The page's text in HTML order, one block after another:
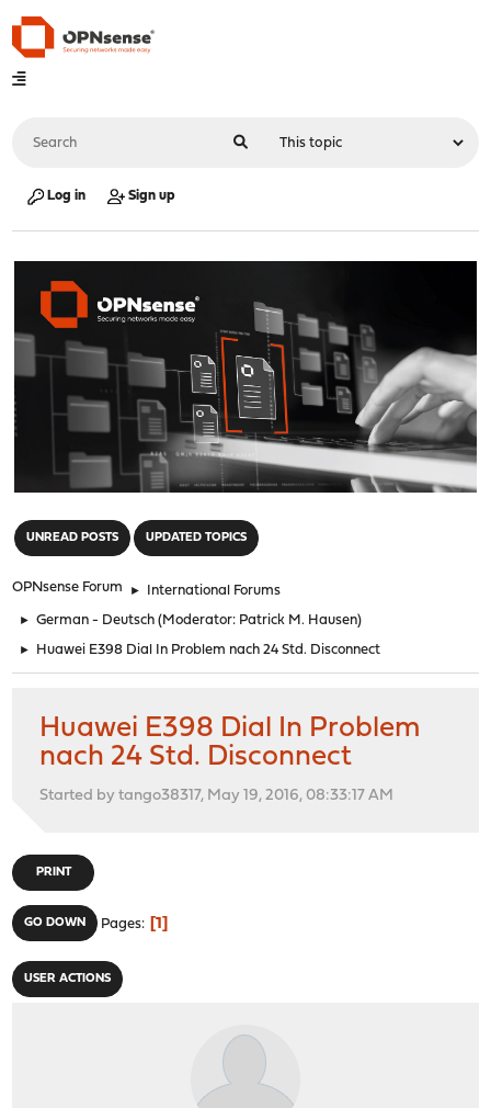
Log in Sign up
UNREAD POSTS UPDATED TOPICS
OPNsense Forum ► International Forums
► German - Deutsch (Moderator: Patrick M. Hausen)
► Huawei E398 Dial In Problem nach 24 Std. Disconnect
Huawei E398 Dial In Problem
nach 24 Std. Disconnect
Started by tango38317, May 19, 2016, 08:33:17 AM
PRINT
GO DOWN Pages 1
USER ACTIONS